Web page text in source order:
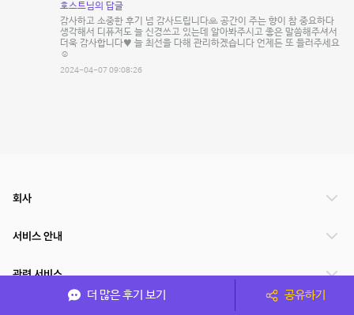
호스트님의 답글
감사하고 소중한 후기 넘 감사드립니다🙏 공간이 주는 향이 참 중요하다
생각해서 디퓨저도 늘 신경쓰고 있는데 알아봐주시고 좋은 말씀해주셔서
더욱 감사합니다♥️ 늘 최선을 다해 관리하겠습니다 언제든 또 들러주세요
☺️
2024-04-07 09:08:26
더 많은 후기 보기 공유하기
회사
서비스 안내
관련 서비스